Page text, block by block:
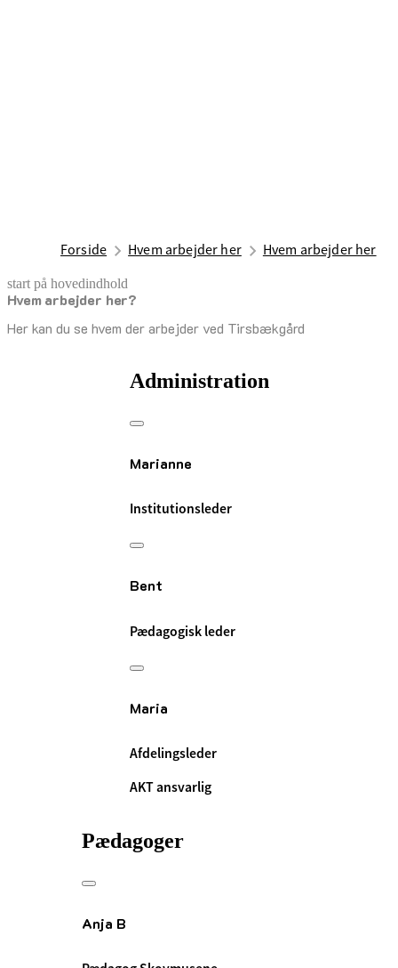
Forside Hvem arbejder her Hvem arbejder her
start på hovedindhold
Hvem arbejder her?
Her kan du se hvem der arbejder ved Tirsbækgård
senest opdateret 1. juli 2026
Administration
Marianne
Institutionsleder
Bent
Pædagogisk leder
Maria
Afdelingsleder
AKT ansvarlig
Pædagoger
Anja B